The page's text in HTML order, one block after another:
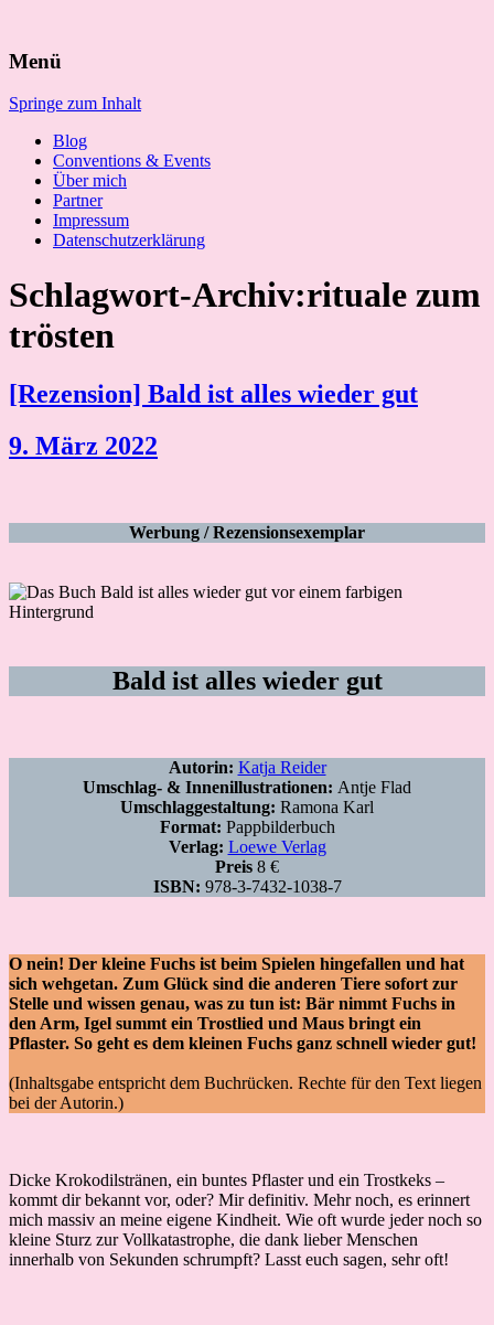
nach:
Menü
Springe zum Inhalt
Blog
Conventions & Events
Über mich
Partner
Impressum
Datenschutzerklärung
Schlagwort-Archiv:rituale zum
trösten
[Rezension] Bald ist alles wieder gut
9. März 2022
Werbung / Rezensionsexemplar
Bald ist alles wieder gut
Autorin: Katja Reider
Umschlag- & Innenillustrationen: Antje Flad
Umschlaggestaltung: Ramona Karl
Format: Pappbilderbuch
Verlag: Loewe Verlag
Preis 8 €
ISBN: 978-3-7432-1038-7
O nein! Der kleine Fuchs ist beim Spielen hingefallen und hat
sich wehgetan. Zum Glück sind die anderen Tiere sofort zur
Stelle und wissen genau, was zu tun ist: Bär nimmt Fuchs in
den Arm, Igel summt ein Trostlied und Maus bringt ein
Pflaster. So geht es dem kleinen Fuchs ganz schnell wieder gut!
(Inhaltsgabe entspricht dem Buchrücken. Rechte für den Text liegen
bei der Autorin.)
Dicke Krokodilstränen, ein buntes Pflaster und ein Trostkeks –
kommt dir bekannt vor, oder? Mir definitiv. Mehr noch, es erinnert
mich massiv an meine eigene Kindheit. Wie oft wurde jeder noch so
kleine Sturz zur Vollkatastrophe, die dank lieber Menschen
innerhalb von Sekunden schrumpft? Lasst euch sagen, sehr oft!